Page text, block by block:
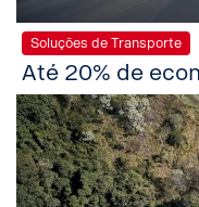
Soluções de Transporte
Até 20% de